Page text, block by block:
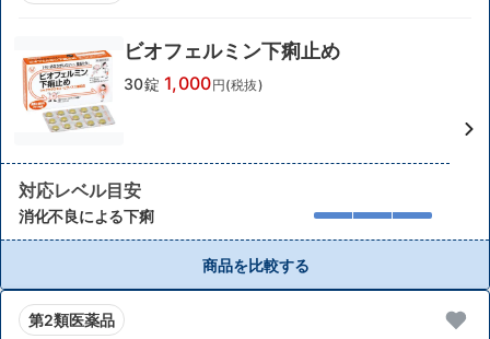
ビオフェルミン下痢止め
30錠 1,000円(税抜)
対応レベル目安
消化不良による下痢
商品を比較する
第2類医薬品